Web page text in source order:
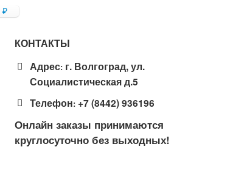
₽
КОНТАКТЫ
Адрес: г. Волгоград, ул.
Социалистическая д.5
Телефон: +7 (8442) 936196
Онлайн заказы принимаются
круглосуточно без выходных!